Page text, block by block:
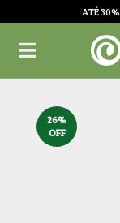
ATÉ
26%
OFF